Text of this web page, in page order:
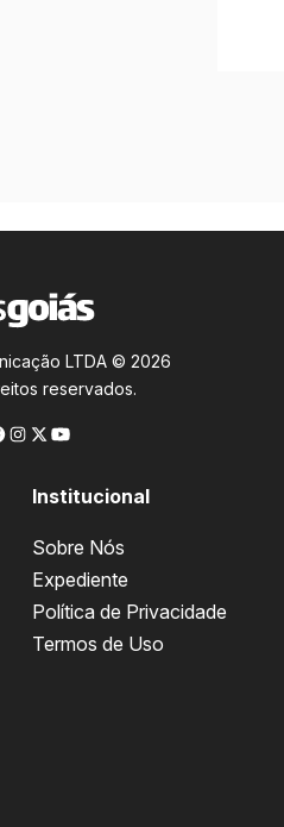
LTDA © 2026
reservados.
Institucional
Sobre Nós
Expediente
Política de Privacidade
Termos de Uso